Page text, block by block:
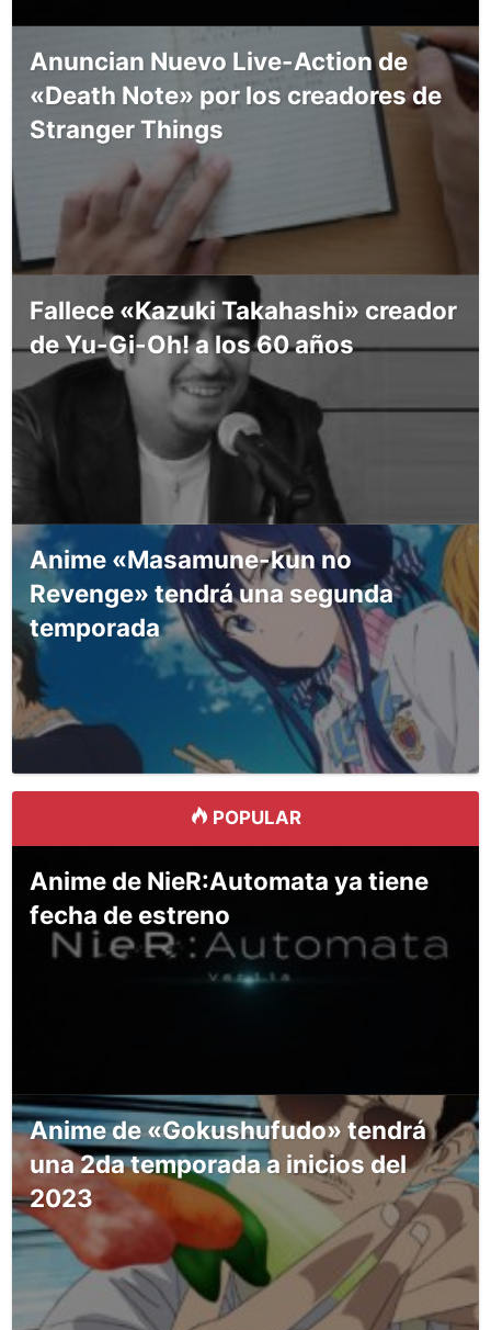
Anuncian Nuevo Live-Action de
«Death Note» por los creadores de
Stranger Things
Fallece «Kazuki Takahashi» creador
de Yu-Gi-Oh! a los 60 años
Anime «Masamune-kun no
Revenge» tendrá una segunda
temporada
POPULAR
Anime de NieR:Automata ya tiene
fecha de estreno
Anime de «Gokushufudo» tendrá
una 2da temporada a inicios del
2023